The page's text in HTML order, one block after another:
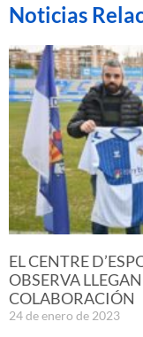
Noticias
EL CENTRE
OBSERVA
COLABORACIÓN
24 de enero de 2023